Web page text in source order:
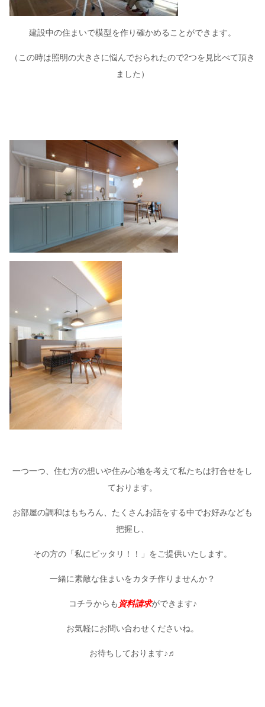
建設中の住まいで模型を作り確かめることができます。
（この時は照明の大きさに悩んでおられたので2つを見比べて頂き
ました）
一つ一つ、住む方の想いや住み心地を考えて私たちは打合せをし
ております。
お部屋の調和はもちろん、たくさんお話をする中でお好みなども
把握し、
その方の「私にピッタリ！！」をご提供いたします。
一緒に素敵な住まいをカタチ作りませんか？
コチラからも 資料請求ができます♪
お気軽にお問い合わせくださいね。
お待ちしております♪♬